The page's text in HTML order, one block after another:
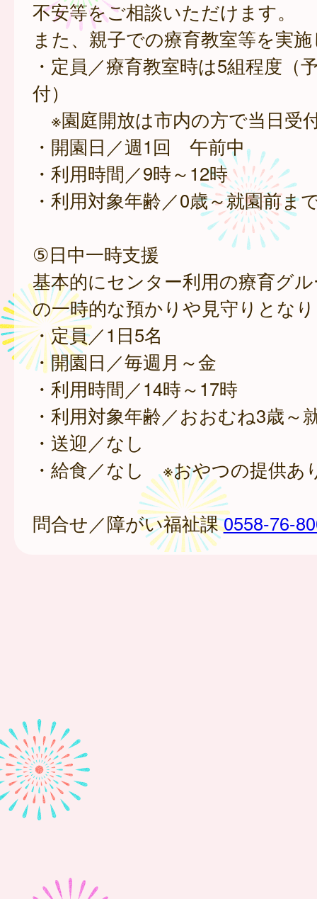
不安等をご相談いただけます。
また、親子での療育教室等を実
・定員／療育教室時は5組程度（
付）
※園庭開放は市内の方で当日受
・開園日／週1回 午前中
・利用時間／9時～12時
・利用対象年齢／0歳～就園前ま
⑤日中一時支援
基本的にセンター利用の療育グ
の一時的な預かりや見守りとな
・定員／1日5名
・開園日／毎週月～金
・利用時間／14時～17時
・利用対象年齢／おおむね3歳～
・送迎／なし
・給食／なし ※おやつの提供あ
問合せ／障がい福祉課0558-76-